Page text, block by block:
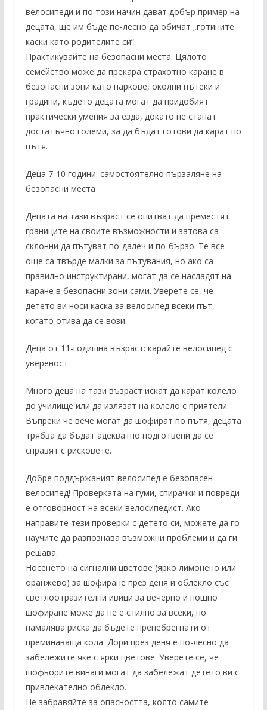
велосипеди и по този начин дават добър пример на
децата, ще им бъде по-лесно да обичат „готините
каски като родителите си“.
Практикувайте на безопасни места. Цялото
семейство може да прекара страхотно каране в
безопасни зони като паркове, околни пътеки и
градини, където децата могат да придобият
практически умения за езда, докато не станат
достатъчно големи, за да бъдат готови да карат по
пътя.
Деца 7-10 години: самостоятелно пързаляне на
безопасни места
Децата на тази възраст се опитват да преместят
границите на своите възможности и затова са
склонни да пътуват по-далеч и по-бързо. Те все
още са твърде малки за пътувания, но ако са
правилно инструктирани, могат да се насладят на
каране в безопасни зони сами. Уверете се, че
детето ви носи каска за велосипед всеки път,
когато отива да се вози.
Деца от 11-годишна възраст: карайте велосипед с
увереност
Много деца на тази възраст искат да карат колело
до училище или да излязат на колело с приятели.
Въпреки че вече могат да шофират по пътя, децата
трябва да бъдат адекватно подготвени да се
справят с рисковете.
Добре поддържаният велосипед е безопасен
велосипед! Проверката на гуми, спирачки и повреди
е отговорност на всеки велосипедист. Ако
направите тези проверки с детето си, можете да го
научите да разпознава възможни проблеми и да ги
решава.
Носенето на сигнални цветове (ярко лимонено или
оранжево) за шофиране през деня и облекло със
светлоотразителни ивици за вечерно и нощно
шофиране може да не е стилно за всеки, но
намалява риска да бъдете пренебрегнати от
преминаваща кола. Дори през деня е по-лесно да
забележите яке с ярки цветове. Уверете се, че
шофьорите винаги могат да забележат детето ви с
привлекателно облекло.
Не забравяйте за опасността, която самите